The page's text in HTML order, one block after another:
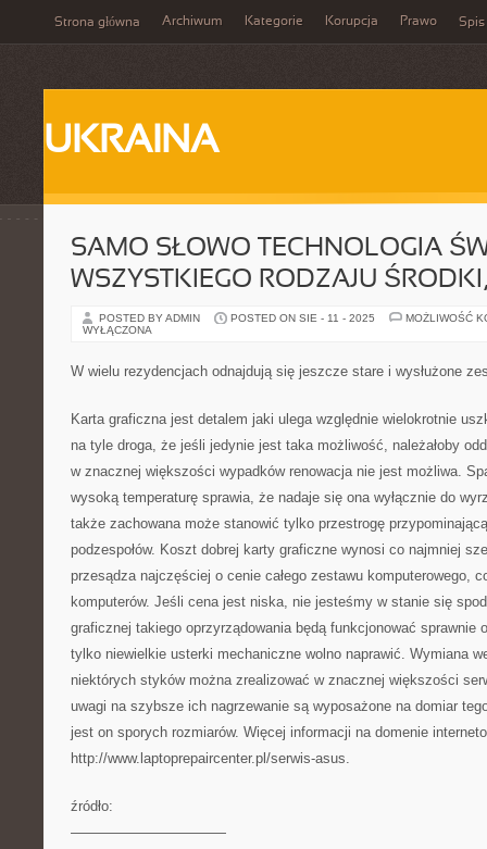
Strona główna Archiwum Kategorie Korupcja Prawo Spis
UKRAINA
SAMO SŁOWO TECHNOLOGIA
WSZYSTKIEGO RODZAJU
POSTED BY ADMIN POSTED ON SIE - 11 - 2025
MOŻLIWOŚĆ
WYŁĄCZONA
W wielu rezydencjach odnajdują się jeszcze stare i wysłużone
Karta graficzna jest detalem jaki ulega względnie wielokrotnie
na tyle droga, że jeśli jedynie jest taka możliwość, należałoby
w znacznej większości wypadków renowacja nie jest możliwa.
wysoką temperaturę sprawia, że nadaje się ona wyłącznie do
także zachowana może stanowić tylko przestrogę
podzespołów. Koszt dobrej karty graficzne wynosi co najmniej
przesądza najczęściej o cenie całego zestawu komputerowego,
komputerów. Jeśli cena jest niska, nie jesteśmy w stanie się
graficznej takiego oprzyrządowania będą funkcjonować sprawnie
tylko niewielkie usterki mechaniczne wolno naprawić. Wymiana
niektórych styków można zrealizować w znacznej większości
uwagi na szybsze ich nagrzewanie są wyposażone na domiar
jest on sporych rozmiarów. Więcej informacji na domenie
http://www.laptoprepaircenter.pl/serwis-asus.
źródło:
———————————